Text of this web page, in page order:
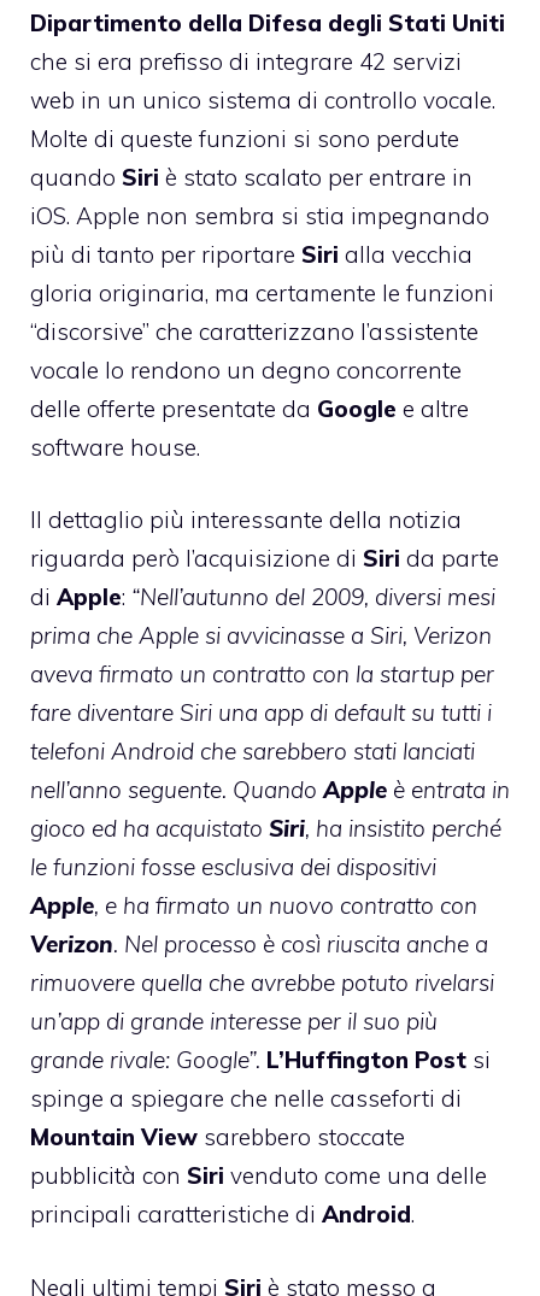
Dipartimento della Difesa degli Stati Uniti
che si era prefisso di integrare 42 servizi
web in un unico sistema di controllo vocale.
Molte di queste funzioni si sono perdute
quando Siri è stato scalato per entrare in
iOS. Apple non sembra si stia impegnando
più di tanto per riportare Siri alla vecchia
gloria originaria, ma certamente le funzioni
“discorsive” che caratterizzano l’assistente
vocale lo rendono un degno concorrente
delle offerte presentate da Google e altre
software house.
Il dettaglio più interessante della notizia
riguarda però l’acquisizione di Siri da parte
di Apple: “Nell’autunno del 2009, diversi mesi
prima che Apple si avvicinasse a Siri, Verizon
aveva firmato un contratto con la startup per
fare diventare Siri una app di default su tutti i
telefoni Android che sarebbero stati lanciati
nell’anno seguente. QuandoApple è entrata in
gioco ed ha acquistato Siri, ha insistito perché
le funzioni fosse esclusiva dei dispositivi
Apple, e ha firmato un nuovo contratto con
Verizon. Nel processo è così riuscita anche a
rimuovere quella che avrebbe potuto rivelarsi
un’app di grande interesse per il suo più
grande rivale: Google”. L’Huffington Post si
spinge a spiegare che nelle casseforti di
Mountain View sarebbero stoccate
pubblicità con Siri venduto come una delle
principali caratteristiche di Android.
Negli ultimi tempi Siri è stato messo a